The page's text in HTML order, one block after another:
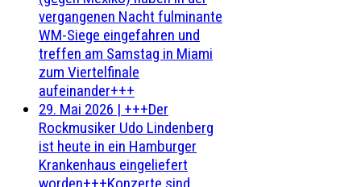
vergangenen Nacht fulminante
WM-Siege eingefahren und
treffen am Samstag in Miami
zum Viertelfinale
aufeinander+++
29. Mai 2026 | +++Der
Rockmusiker Udo Lindenberg
ist heute in ein Hamburger
Krankenhaus eingeliefert